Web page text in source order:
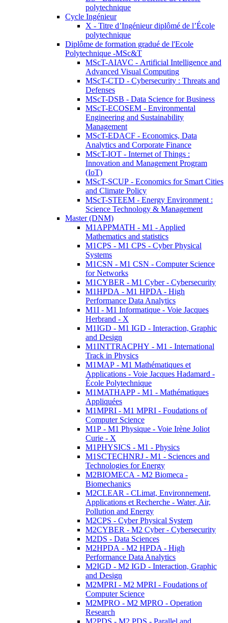
polytechnique
Cycle Ingénieur
X - Titre d’Ingénieur diplômé de l’École
polytechnique
Diplôme de formation gradué de l'Ecole
Polytechnique -MSc&T
MScT-AIAVC - Artificial Intelligence and
Advanced Visual Computing
MScT-CTD - Cybersecurity : Threats and
Defenses
MScT-DSB - Data Science for Business
MScT-ECOSEM - Environmental
Engineering and Sustainability
Management
MScT-EDACF - Economics, Data
Analytics and Corporate Finance
MScT-IOT - Internet of Things :
Innovation and Management Program
(IoT)
MScT-SCUP - Economics for Smart Cities
and Climate Policy
MScT-STEEM - Energy Environment :
Science Technology & Management
Master (DNM)
M1APPMATH - M1 - Applied
Mathematics and statistics
M1CPS - M1 CPS - Cyber Physical
Systems
M1CSN - M1 CSN - Computer Science
for Networks
M1CYBER - M1 Cyber - Cybersecurity
M1HPDA - M1 HPDA - High
Performance Data Analytics
M1I - M1 Informatique - Voie Jacques
Herbrand - X
M1IGD - M1 IGD - Interaction, Graphic
and Design
M1INTTRACPHY - M1 - International
Track in Physics
M1MAP - M1 Mathématiques et
Applications - Voie Jacques Hadamard -
École Polytechnique
M1MATHAPP - M1 - Mathématiques
Appliquées
M1MPRI - M1 MPRI - Foudations of
Computer Science
M1P - M1 Physique - Voie Irène Joliot
Curie - X
M1PHYSICS - M1 - Physics
M1SCTECHNRJ - M1 - Sciences and
Technologies for Energy
M2BIOMECA - M2 Biomeca -
Biomechanics
M2CLEAR - CLimat, Environnement,
Applications et Recherche - Water, Air,
Pollution and Energy
M2CPS - Cyber Physical System
M2CYBER - M2 Cyber - Cybersecurity
M2DS - Data Sciences
M2HPDA - M2 HPDA - High
Performance Data Analytics
M2IGD - M2 IGD - Interaction, Graphic
and Design
M2MPRI - M2 MPRI - Foudations of
Computer Science
M2MPRO - M2 MPRO - Operation
Research
M2PDS - M2 PDS - Parallel and